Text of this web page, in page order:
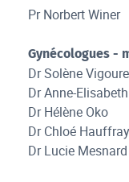
Pr Norbert Winer
Gynécologues -
Dr Solène
Dr Anne-
Dr Hélène Oko
Dr Chloé Hauffray
Dr Lucie Mesnard